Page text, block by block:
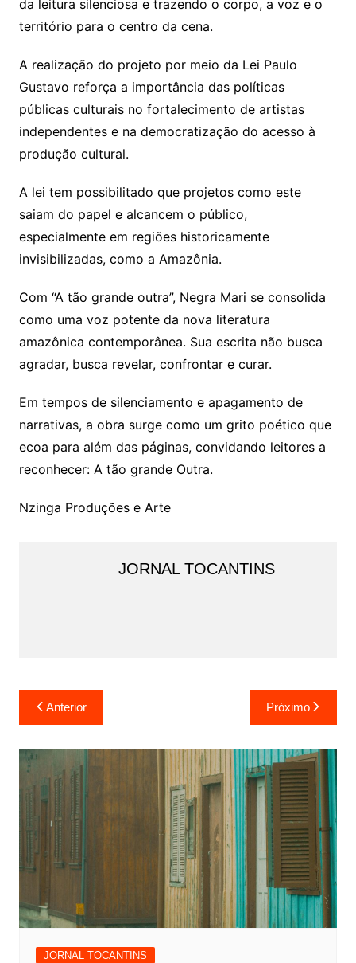
da leitura silenciosa e trazendo o corpo, a voz e o
território para o centro da cena.
A realização do projeto por meio da Lei Paulo
Gustavo reforça a importância das políticas
públicas culturais no fortalecimento de artistas
independentes e na democratização do acesso à
produção cultural.
A lei tem possibilitado que projetos como este
saiam do papel e alcancem o público,
especialmente em regiões historicamente
invisibilizadas, como a Amazônia.
Com “A tão grande outra”, Negra Mari se consolida
como uma voz potente da nova literatura
amazônica contemporânea. Sua escrita não busca
agradar, busca revelar, confrontar e curar.
Em tempos de silenciamento e apagamento de
narrativas, a obra surge como um grito poético que
ecoa para além das páginas, convidando leitores a
reconhecer: A tão grande Outra.
Nzinga Produções e Arte
JORNAL TOCANTINS
Navegação
de
Post
Anterior Próximo
JORNAL TOCANTINS